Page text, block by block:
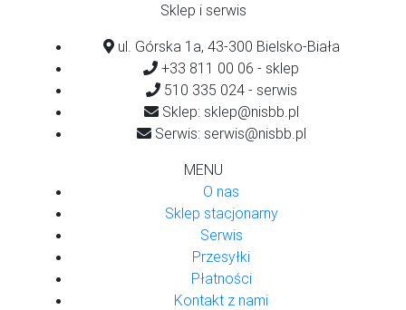
Sklep i serwis
ul. Górska 1a, 43-300 Bielsko-Biała
+33 811 00 06 - sklep
510 335 024 - serwis
Sklep: sklep@nisbb.pl
Serwis: serwis@nisbb.pl
MENU
O nas
Sklep stacjonarny
Serwis
Przesyłki
Płatności
Kontakt z nami